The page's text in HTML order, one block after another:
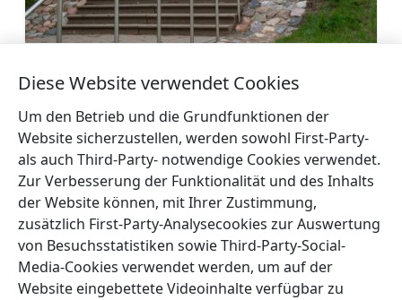
Hügel Krievragkalns
←Gutshof
Tiņģere
Evangelisch-lutherische Kirche
von Ārlava →
Diese Website verwendet Cookies
Um den Betrieb und die Grundfunktionen der
Website sicherzustellen, werden sowohl First-Party-
als auch Third-Party- notwendige Cookies verwendet.
Zur Verbesserung der Funktionalität und des Inhalts
der Website können, mit Ihrer Zustimmung,
zusätzlich First-Party-Analysecookies zur Auswertung
von Besuchsstatistiken sowie Third-Party-Social-
Media-Cookies verwendet werden, um auf der
Website eingebettete Videoinhalte verfügbar zu